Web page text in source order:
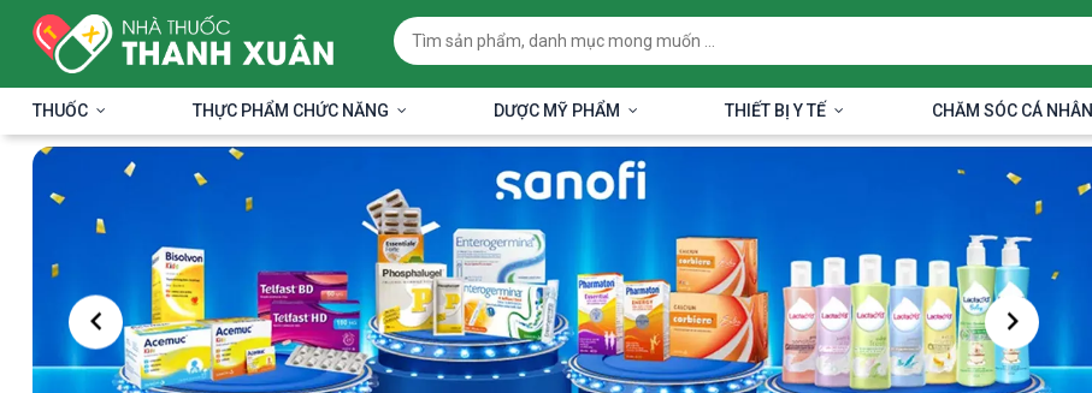
THUỐC THỰC PHẨM CHỨC NĂNG DƯỢC MỸ PHẨM THIẾT BỊ Y TẾ CHĂM SÓC CÁ NHÂN